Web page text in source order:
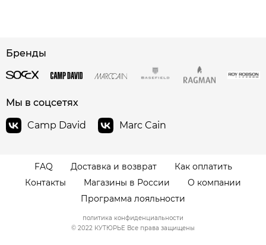
Бренды
Мы в соцсетях
Camp David
Marc Cain
FAQ Доставка и возврат
Как оплатить
Контакты
Магазины в России
О компании
Программа лояльности
© 2022 КУТЮРЬЕ Все права защищены
политика конфиденциальности